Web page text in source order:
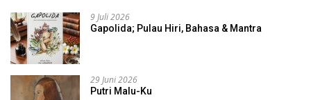
9 Juli 2026
Gapolida; Pulau Hiri, Bahasa & Mantra
29 Juni 2026
Putri Malu-Ku